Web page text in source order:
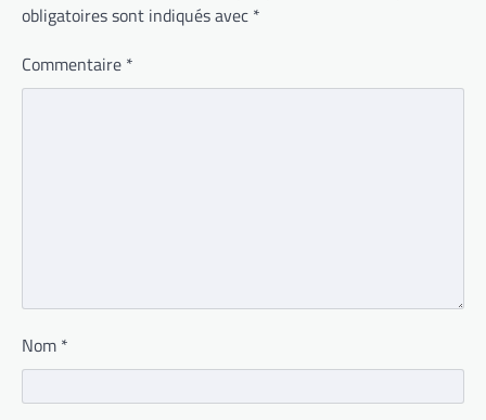
obligatoires sont indiqués avec *
Commentaire *
Nom *